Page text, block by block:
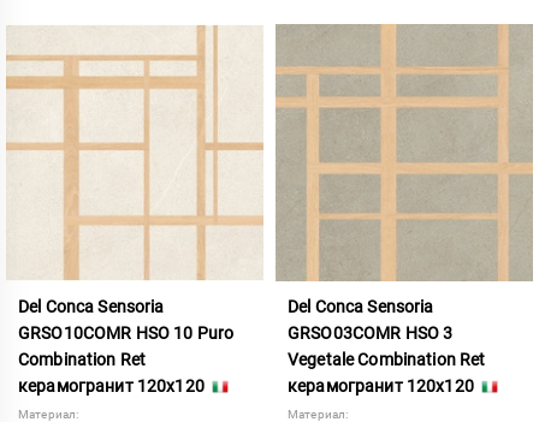
Del Conca Sensoria
GRSO10COMR HSO 10 Puro
Combination Ret
керамогранит 120x120
Материал:
Del Conca Sensoria
GRSO03COMR HSO 3
Vegetale Combination Ret
керамогранит 120x120
Материал: